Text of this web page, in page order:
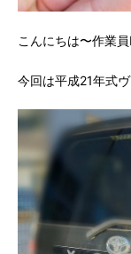
こんにちは〜作業
今回は平成21年式